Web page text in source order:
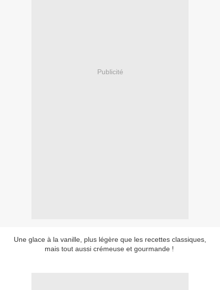
Publicité
Une glace à la vanille, plus légère que les recettes classiques,
mais tout aussi crémeuse et gourmande !